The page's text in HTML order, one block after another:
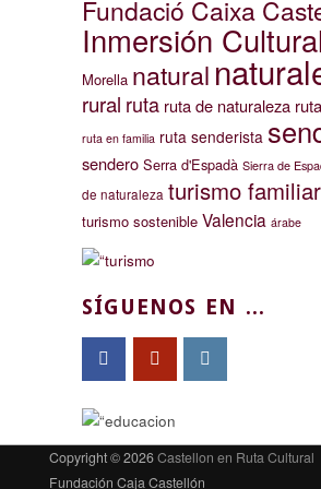
Fundació Caixa
Inmersión
Morella natural
rural ruta ruta de naturaleza
ruta en familia ruta senderista
sendero Serra d'Espadà Sierra de
de naturaleza turismo familiar
turismo sostenible Valencia árabe
SÍGUENOS EN ...
Copyright © 2026Castellon en Ruta Cultural
Fundación Caja Castellón